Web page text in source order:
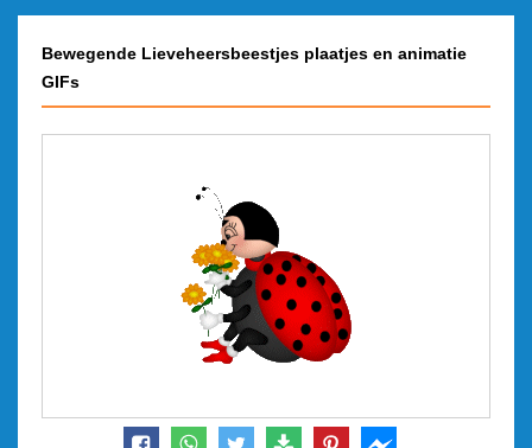
Bewegende Lieveheersbeestjes plaatjes en animatie
GIFs